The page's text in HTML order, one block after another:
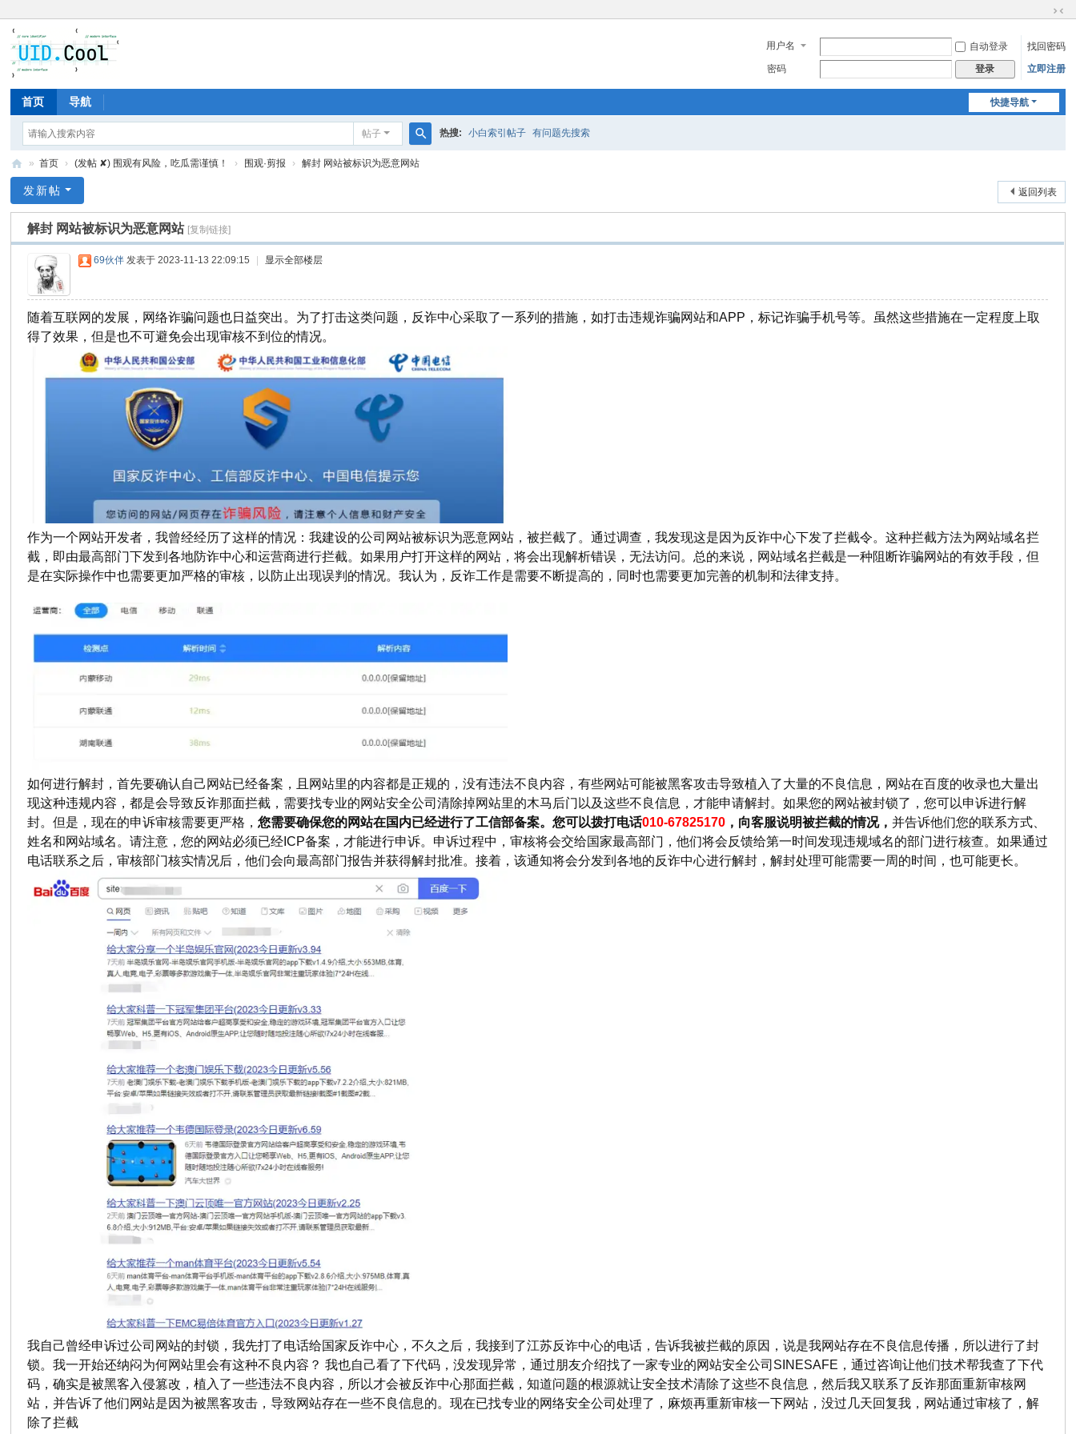
换
到
窄
用户名 自动登录
找回密码
密码
登录 立即注册
快捷导航
首页 导航
帖子 热搜: 小白索引帖子 有问题先搜索
爱
» 首页 › (发帖 ✘) 围观有风险，吃瓜需谨慎！ › 围观·剪报 › 解封 网站被标识为恶意网站
返回列表
发新帖
解封 网站被标识为恶意网站 [复制链接]
69伙伴 发表于 2023-11-13 22:09:15 显示全部楼层
随着互联网的发展，网络诈骗问题也日益突出。为了打击这类问题，反诈中心采取了一系列的措施，如打击违规诈骗网站和APP，标记诈骗手机号等。虽然这些措施在一定程度上取
得了效果，但是也不可避免会出现审核不到位的情况。
作为一个网站开发者，我曾经经历了这样的情况：我建设的公司网站被标识为恶意网站，被拦截了。通过调查，我发现这是因为反诈中心下发了拦截令。这种拦截方法为网站域名拦
截，即由最高部门下发到各地防诈中心和运营商进行拦截。如果用户打开这样的网站，将会出现解析错误，无法访问。总的来说，网站域名拦截是一种阻断诈骗网站的有效手段，但
是在实际操作中也需要更加严格的审核，以防止出现误判的情况。我认为，反诈工作是需要不断提高的，同时也需要更加完善的机制和法律支持。
如何进行解封，首先要确认自己网站已经备案，且网站里的内容都是正规的，没有违法不良内容，有些网站可能被黑客攻击导致植入了大量的不良信息，网站在百度的收录也大量出
现这种违规内容，都是会导致反诈那面拦截，需要找专业的网站安全公司清除掉网站里的木马后门以及这些不良信息，才能申请解封。如果您的网站被封锁了，您可以申诉进行解
封。但是，现在的申诉审核需要更严格，您需要确保您的网站在国内已经进行了工信部备案。您可以拨打电话010-67825170 ，向客服说明被拦截的情况，并告诉他们您的联系方式、
姓名和网站域名。请注意，您的网站必须已经ICP备案，才能进行申诉。申诉过程中，审核将会交给国家最高部门，他们将会反馈给第一时间发现违规域名的部门进行核查。如果通过
电话联系之后，审核部门核实情况后，他们会向最高部门报告并获得解封批准。接着，该通知将会分发到各地的反诈中心进行解封，解封处理可能需要一周的时间，也可能更长。
我自己曾经申诉过公司网站的封锁，我先打了电话给国家反诈中心，不久之后，我接到了江苏反诈中心的电话，告诉我被拦截的原因，说是我网站存在不良信息传播，所以进行了封
锁。我一开始还纳闷为何网站里会有这种不良内容？ 我也自己看了下代码，没发现异常，通过朋友介绍找了一家专业的网站安全公司SINESAFE，通过咨询让他们技术帮我查了下代
码，确实是被黑客入侵篡改，植入了一些违法不良内容，所以才会被反诈中心那面拦截，知道问题的根源就让安全技术清除了这些不良信息，然后我又联系了反诈那面重新审核网
站，并告诉了他们网站是因为被黑客攻击，导致网站存在一些不良信息的。现在已找专业的网络安全公司处理了，麻烦再重新审核一下网站，没过几天回复我，网站通过审核了，解
除了拦截